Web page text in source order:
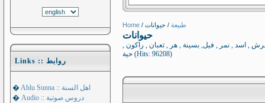
Links :: روابط
�
Ahlu Sunna :: اهل السنة
�
Audio :: دروس صوتية
Home / طبيعة / حيوانات
حيوانات
, اسد , نمر , فيل, بسينة , هر , ثعبان , راكون ,
حية (Hits: 96208)